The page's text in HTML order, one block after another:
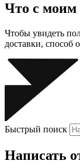
Что с моим
Чтобы увидеть
доставки, способ
Быстрый поиск
Написать